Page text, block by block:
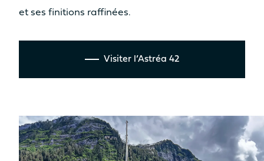
et ses finitions raffinées.
Visiter l’Astréa 42
DÉPLACEMENT LÈGE
RÉSERVOIR EAU DOUCE
2 x 300L 2 x 300L
350L 2 x 350L